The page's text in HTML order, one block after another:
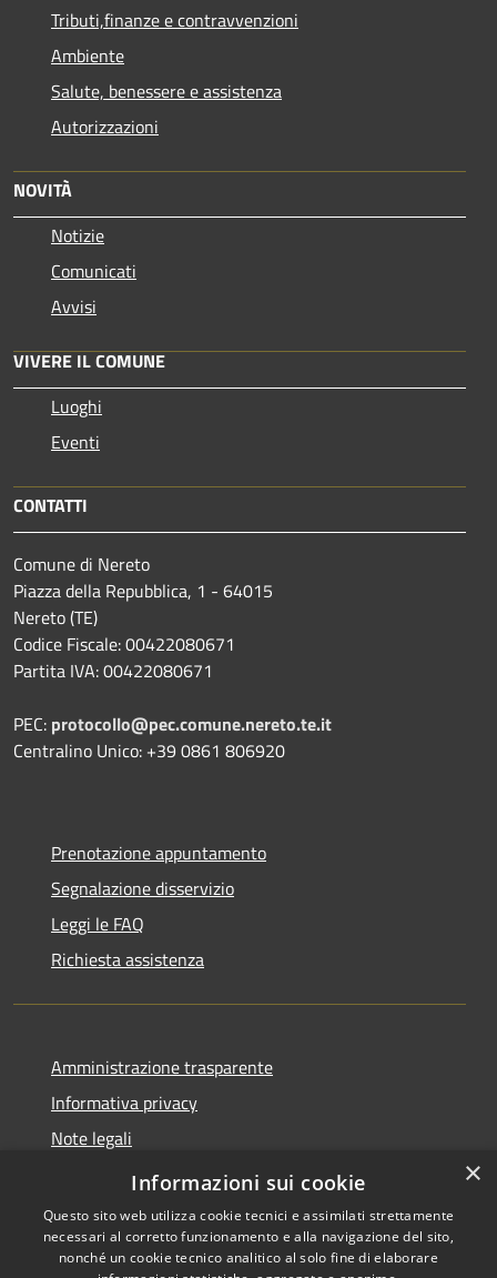
Tributi,finanze e contravvenzioni
Ambiente
Salute, benessere e assistenza
Autorizzazioni
NOVITÀ
Notizie
Comunicati
Avvisi
VIVERE IL COMUNE
Luoghi
Eventi
CONTATTI
Comune di Nereto
Piazza della Repubblica, 1 - 64015
Nereto (TE)
Codice Fiscale: 00422080671
Partita IVA: 00422080671
PEC: protocollo@pec.comune.nereto.te.it
Centralino Unico: +39 0861 806920
Prenotazione appuntamento
Segnalazione disservizio
Leggi le FAQ
Richiesta assistenza
Amministrazione trasparente
Informativa privacy
Note legali
Dichiarazione di accessibilità
×
Informazioni sui cookie
Questo sito web utilizza cookie tecnici e assimilati strettamente
necessari al corretto funzionamento e alla navigazione del sito,
nonché un cookie tecnico analitico al solo fine di elaborare